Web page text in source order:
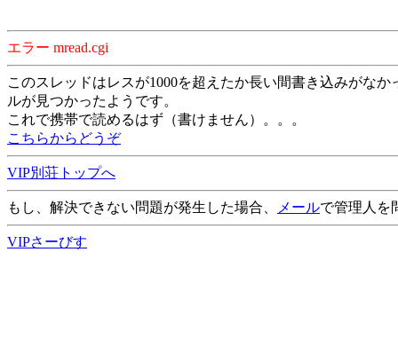
エラー mread.cgi
このスレッドはレスが1000を超えたか長い間書き込みがな
ルが見つかったようです。
これで携帯で読めるはず（書けません）。。。
こちらからどうぞ
VIP別荘トップへ
もし、解決できない問題が発生した場合、 メールで管理人を
VIPさーびす